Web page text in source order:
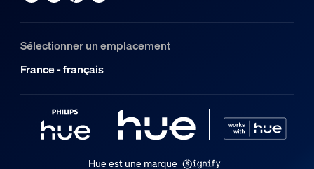
Dimensions et poids de l’emballage
Code barre produit
8719514407404
Poids net
Sélectionner un emplacement
France - français
Hue est une marque